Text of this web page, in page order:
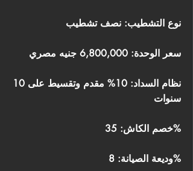
نوع التشطيب: نصف تشطيب
سعر الوحدة: 6,800,000 جنيه مصري
نظام السداد: 10% مقدم وتقسيط على 10
سنوات
خصم الكاش: 35%
وديعة الصيانة: 8%